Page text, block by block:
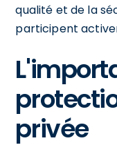
qualité et de la
participent
privée